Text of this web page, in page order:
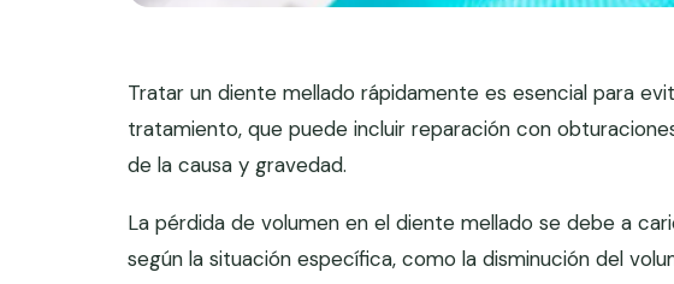
Tratar un diente mellado rápidamente es esencial para
tratamiento, que puede incluir reparación con
de la causa y gravedad.
La pérdida de volumen en el diente mellado se debe a
según la situación específica, como la disminución del